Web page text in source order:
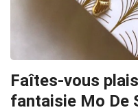
Faîtes-vous
fantaisie Mo De